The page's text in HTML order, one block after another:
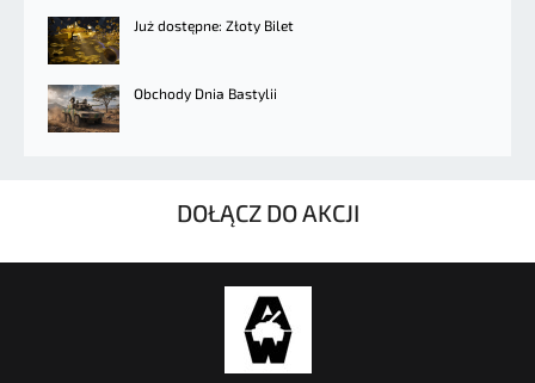
Już dostępne: Złoty Bilet
Obchody Dnia Bastylii
DOŁĄCZ DO AKCJI